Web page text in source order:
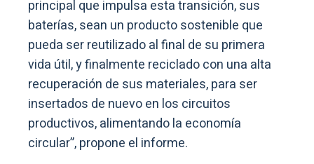
principal que impulsa esta transición, sus
baterías, sean un producto sostenible que
pueda ser reutilizado al final de su primera
vida útil, y finalmente reciclado con una alta
recuperación de sus materiales, para ser
insertados de nuevo en los circuitos
productivos, alimentando la economía
circular”, propone el informe.